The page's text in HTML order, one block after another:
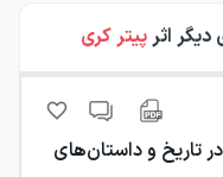
دیگر اثرپیتر کری
تاریخ و داستان‌های